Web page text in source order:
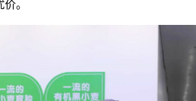
。